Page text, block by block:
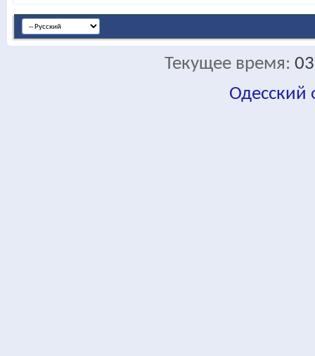
Текущее время:
Одесский